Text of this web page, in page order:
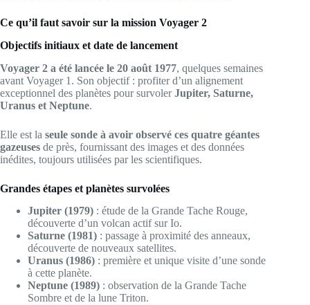
Ce qu’il faut savoir sur la mission Voyager 2
Objectifs initiaux et date de lancement
Voyager 2 a été lancée le 20 août 1977, quelques semaines
avant Voyager 1. Son objectif : profiter d’un alignement
exceptionnel des planètes pour survolerJupiter, Saturne,
Uranus et Neptune.
Elle est la seule sonde à avoir observé ces quatre géantes
gazeuses de près, fournissant des images et des données
inédites, toujours utilisées par les scientifiques.
Grandes étapes et planètes survolées
Jupiter (1979) : étude de la Grande Tache Rouge,
découverte d’un volcan actif sur Io.
Saturne (1981) : passage à proximité des anneaux,
découverte de nouveaux satellites.
Uranus (1986) : première et unique visite d’une sonde
à cette planète.
Neptune (1989) : observation de la Grande Tache
Sombre et de la lune Triton.